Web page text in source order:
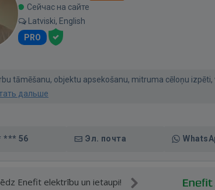
Сейчас на сайте
Latviski, English
PRO
tāmēšanu, objektu apsekošanu, mitruma cēloņu
дальше
*** 56 Эл. почта
Enefit elektrību un ietaupi!